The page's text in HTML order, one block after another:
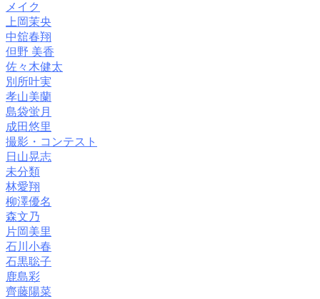
メイク
上岡茉央
中舘春翔
但野 美香
佐々木健太
別所叶実
孝山美蘭
島袋蛍月
成田悠里
撮影・コンテスト
日山晃志
未分類
林愛翔
柳澤優名
森文乃
片岡美里
石川小春
石黒聡子
鹿島彩
齊藤陽菜